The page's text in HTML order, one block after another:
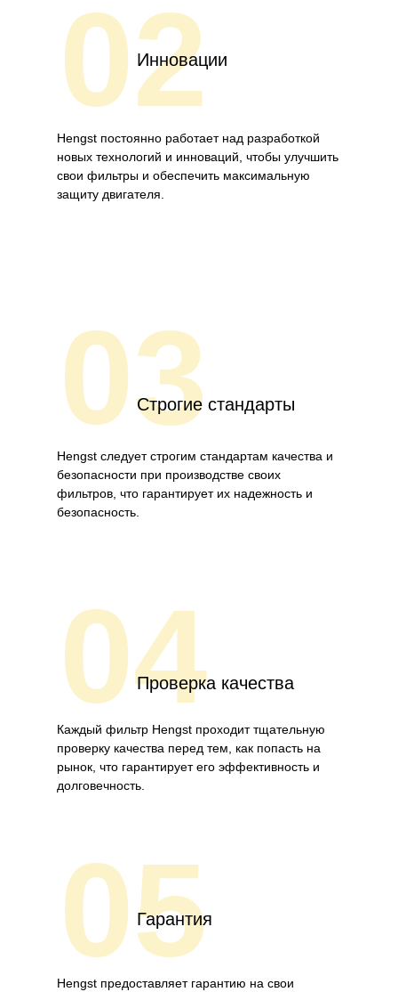
02
Инновации
Hengst постоянно работает над разработкой
новых технологий и инноваций, чтобы улучшить
свои фильтры и обеспечить максимальную
защиту двигателя.
03Строгие стандарты
Hengst следует строгим стандартам качества и
безопасности при производстве своих
фильтров, что гарантирует их надежность и
безопасность.
04Проверка качества
Каждый фильтр Hengst проходит тщательную
проверку качества перед тем, как попасть на
рынок, что гарантирует его эффективность и
долговечность.
05
Гарантия
Hengst предоставляет гарантию на свои